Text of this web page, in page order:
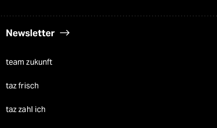
Newsletter
team zukunft
taz frisch
taz zahl ich